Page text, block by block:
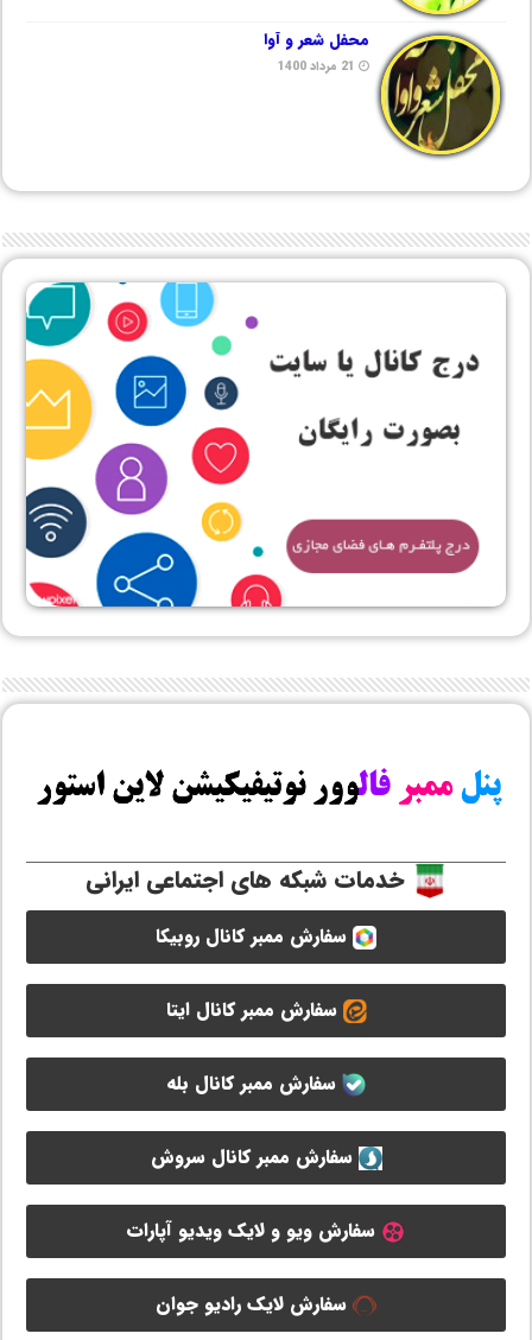
محفل شعر و آوا
21 مرداد 1400
خدمات شبکه های اجتماعی ایرانی
سفارش ممبر کانال روبیکا
سفارش ممبر کانال ایتا
سفارش ممبر کانال بله
سفارش ممبر کانال سروش
سفارش ویو و لایک ویدیو آپارات
سفارش لایک رادیو جوان